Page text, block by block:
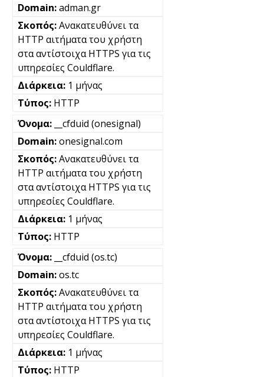
adman.gr
Ανακατευθύνει τα
HTTP αιτήματα του χρήστη
στα αντίστοιχα HTTPS για τις
υπηρεσίες Couldflare.
1 μήνας
HTTP
__cfduid (onesignal)
onesignal.com
Ανακατευθύνει τα
HTTP αιτήματα του χρήστη
στα αντίστοιχα HTTPS για τις
υπηρεσίες Couldflare.
1 μήνας
HTTP
__cfduid (os.tc)
os.tc
Ανακατευθύνει τα
HTTP αιτήματα του χρήστη
στα αντίστοιχα HTTPS για τις
υπηρεσίες Couldflare.
1 μήνας
HTTP